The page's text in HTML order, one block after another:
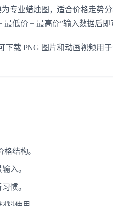
专业蜡烛图，适合价格走势
低价 + 最高价”输入数据后即
载 PNG 图片和动画视频用于
结构。
入。
惯。